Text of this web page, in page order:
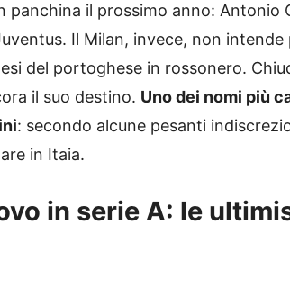
panchina il prossimo anno: Antonio
Il Milan, invece, non intende
del portoghese in rossonero.
il suo destino. Uno dei nomi più
: secondo alcune pesanti
in Itaia.
in serie A: le